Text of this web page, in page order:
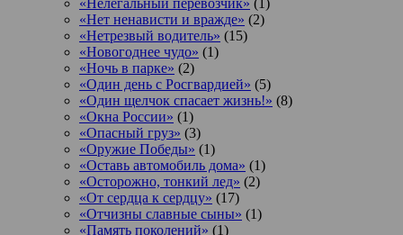
«Нелегальный перевозчик» (1)
«Нет ненависти и вражде» (2)
«Нетрезвый водитель» (15)
«Новогоднее чудо» (1)
«Ночь в парке» (2)
«Один день с Росгвардией» (5)
«Один щелчок спасает жизнь!» (8)
«Окна России» (1)
«Опасный груз» (3)
«Оружие Победы» (1)
«Оставь автомобиль дома» (1)
«Осторожно, тонкий лед» (2)
«От сердца к сердцу» (17)
«Отчизны славные сыны» (1)
«Память поколений» (1)